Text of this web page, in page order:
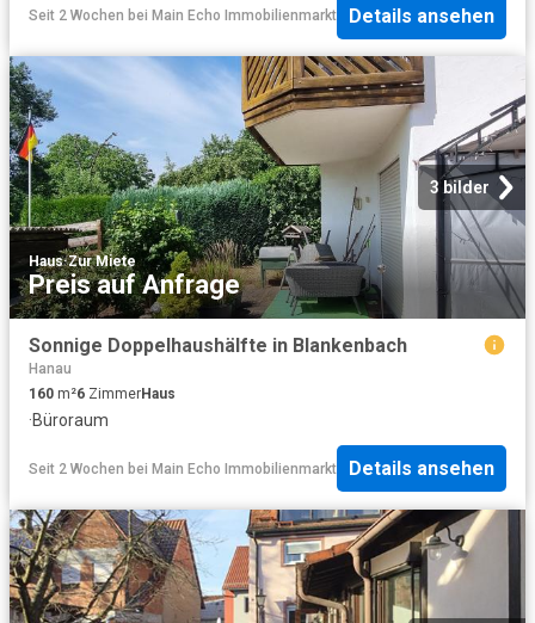
Seit 2 Wochen bei Main Echo Immobilienmarkt Details ansehen
3 bilder
Haus·Zur Miete
Preis auf Anfrage
Sonnige Doppelhaushälfte in Blankenbach
Hanau
160 m²6 ZimmerHaus
·Büroraum
Seit 2 Wochen bei Main Echo Immobilienmarkt Details ansehen